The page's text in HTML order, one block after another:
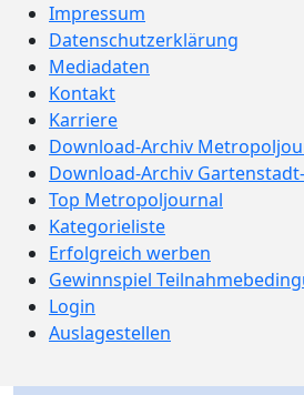
Impressum
Datenschutzerklärung
Mediadaten
Kontakt
Karriere
Download-Archiv
Download-Archiv
Top Metropoljournal
Kategorieliste
Erfolgreich werben
Gewinnspiel
Login
Auslagestellen